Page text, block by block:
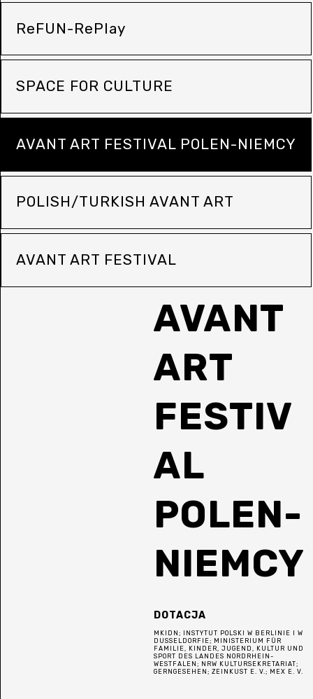
ReFUN-RePlay
SPACE FOR CULTURE
AVANT ART FESTIVAL POLEN-NIEMCY
POLISH/TURKISH AVANT ART
AVANT ART FESTIVAL
AVANT
ART
FESTIV
AL
POLEN-
NIEMCY
DOTACJA
MKIDN; INSTYTUT POLSKI W BERLINIE I W
DUSSELDORFIE; MINISTERIUM FÜR
FAMILIE, KINDER, JUGEND, KULTUR UND
SPORT DES LANDES NORDRHEIN-
WESTFALEN; NRW KULTURSEKRETARIAT;
GERNGESEHEN; ZEINKUST E. V.; MEX E. V.